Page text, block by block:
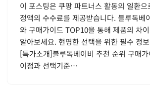
이 포스팅은 쿠팡 파트너스 활동의 일환으
정액의 수수료를 제공받습니다. 블루독베
와 구매가이드 TOP10을 통해 제품의 차
알아보세요. 현명한 선택을 위한 필수 정
[특가소개]블루독베이비 추천 순위 구매
이점과 선택기준…